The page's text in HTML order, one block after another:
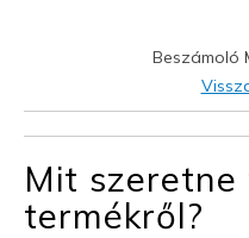
Beszámoló
Mit
termékről?